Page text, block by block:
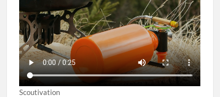
Scoutivation